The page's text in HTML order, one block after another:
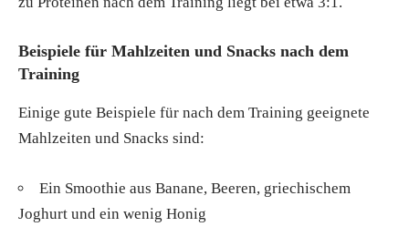
Beispiele für Mahlzeiten und Snacks nach dem
Training
Einige gute Beispiele für nach dem Training geeignete
Mahlzeiten und Snacks sind:
Ein Smoothie aus Banane, Beeren, griechischem
Joghurt und ein wenig Honig